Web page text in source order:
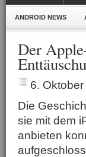
ANDROID NEWS
Der
6.
Die
sie mit dem
anbieten